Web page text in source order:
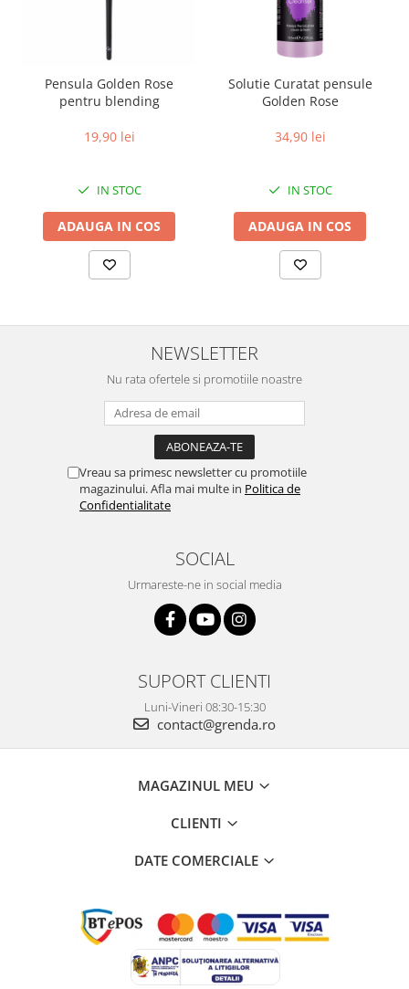
Pensula Golden Rose
pentru blending
19,90 lei
IN STOC
ADAUGA IN COS
Solutie Curatat pensule
Golden Rose
34,90 lei
IN STOC
ADAUGA IN COS
NEWSLETTER
Nu rata ofertele si promotiile noastre
Vreau sa primesc newsletter cu promotiile
magazinului. Afla mai multe in Politica de
Confidentialitate
SOCIAL
Urmareste-ne in social media
SUPORT CLIENTI
Luni-Vineri 08:30-15:30
contact@grenda.ro
MAGAZINUL MEU
CLIENTI
DATE COMERCIALE